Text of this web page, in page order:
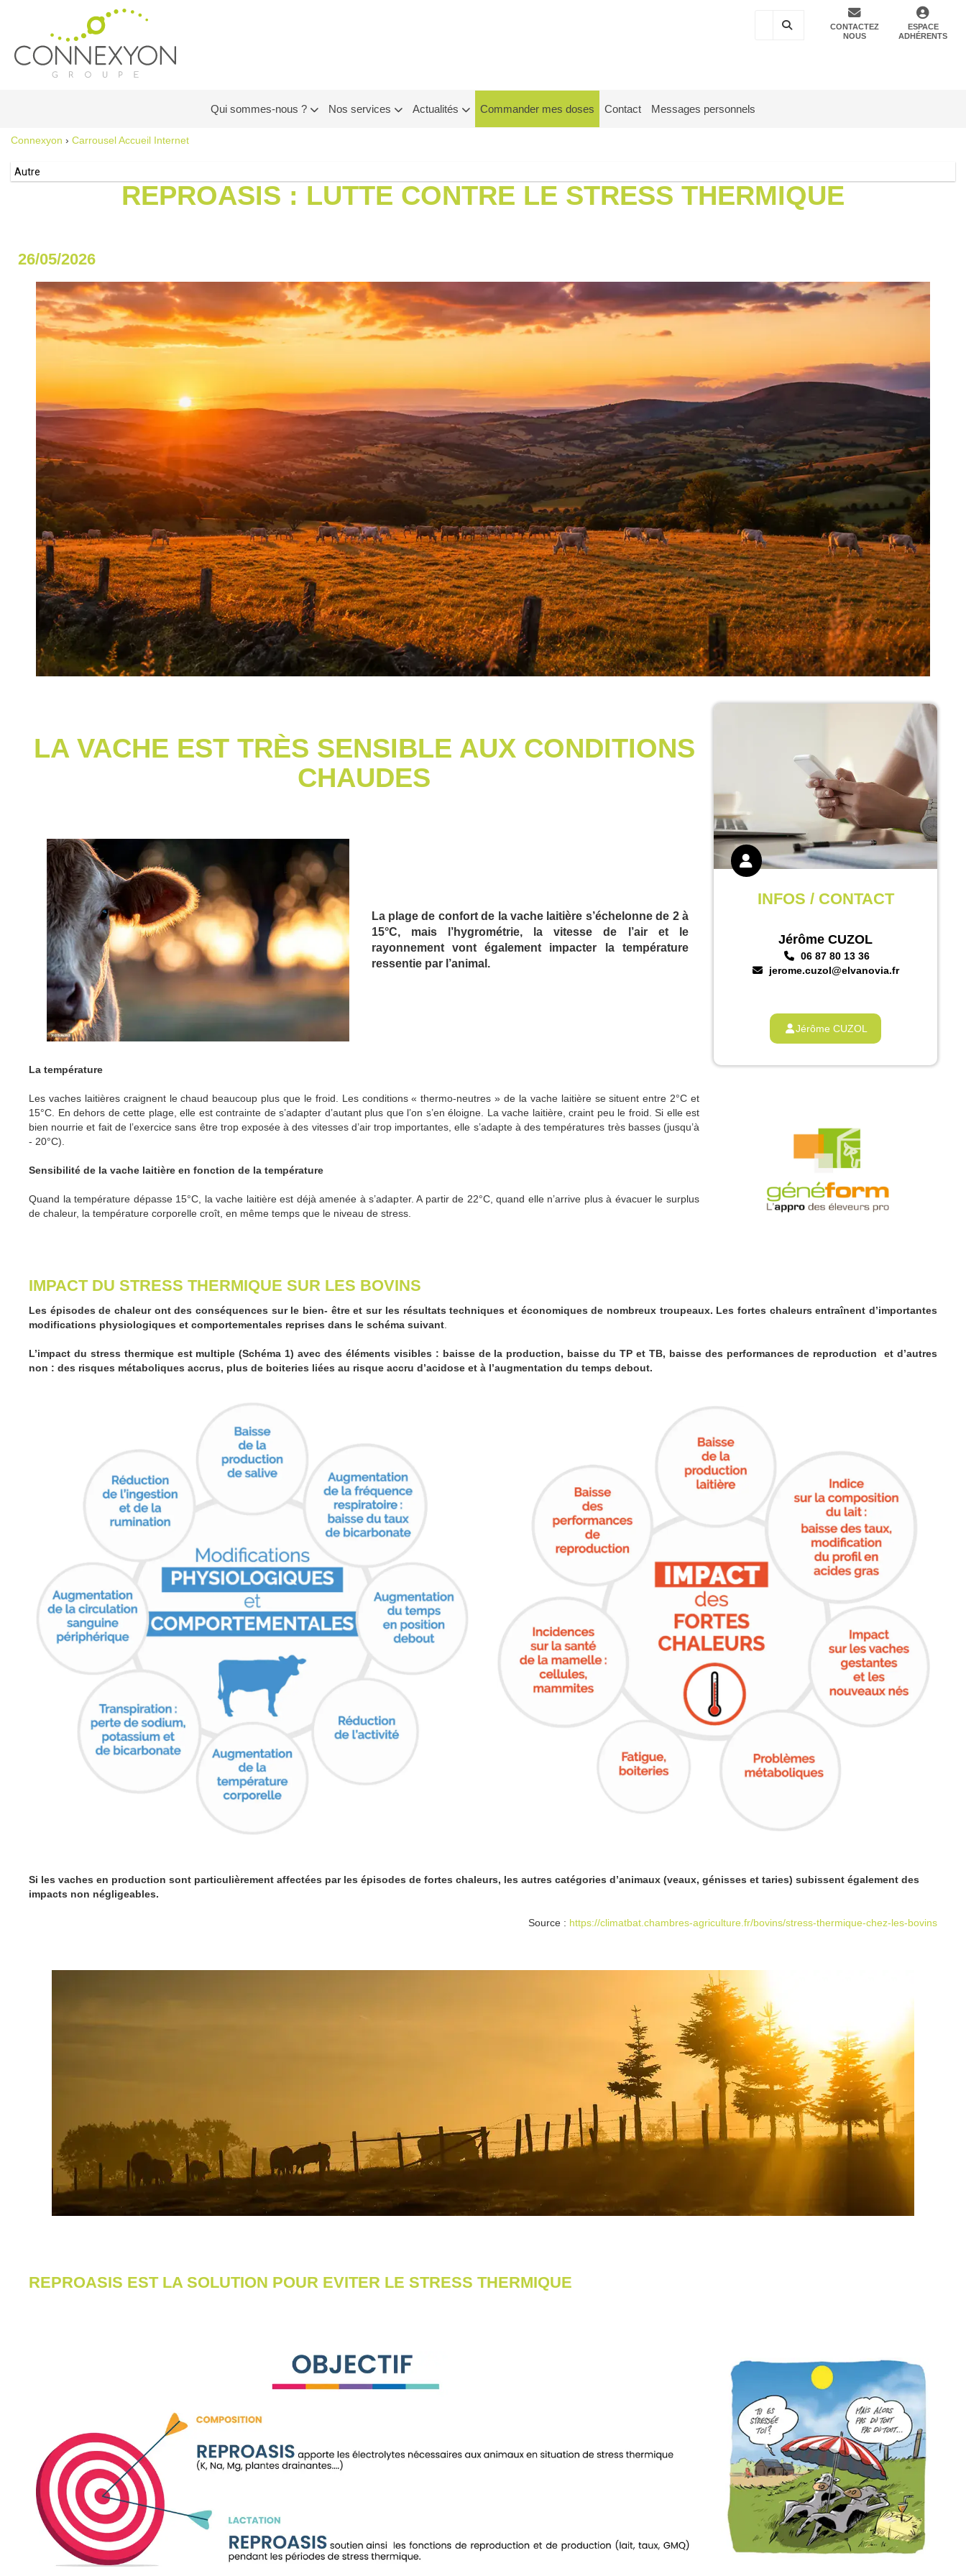
CONTACTEZ
NOUS
ESPACE
ADHÉRENTS
Qui sommes-nous ? Nos services Actualités Commander mes doses Contact Messages personnels
Connexyon › Carrousel Accueil Internet
Autre
REPROASIS : LUTTE CONTRE LE STRESS THERMIQUE
26/05/2026
LA VACHE EST TRÈS SENSIBLE AUX CONDITIONS
CHAUDES
La plage de confort de la vache laitière s’échelonne de 2 à
15°C, mais l’hygrométrie, la vitesse de l’air et le
rayonnement vont également impacter la température
ressentie par l’animal.
La température
Les vaches laitières craignent le chaud beaucoup plus que le froid. Les conditions « thermo-neutres » de la vache laitière se situent entre 2°C et
15°C. En dehors de cette plage, elle est contrainte de s’adapter d’autant plus que l’on s’en éloigne. La vache laitière, craint peu le froid. Si elle est
bien nourrie et fait de l’exercice sans être trop exposée à des vitesses d’air trop importantes, elle s’adapte à des températures très basses (jusqu’à
- 20°C).
Sensibilité de la vache laitière en fonction de la température
Quand la température dépasse 15°C, la vache laitière est déjà amenée à s’adapter. A partir de 22°C, quand elle n’arrive plus à évacuer le surplus
de chaleur, la température corporelle croît, en même temps que le niveau de stress.
INFOS / CONTACT
Jérôme CUZOL
06 87 80 13 36
jerome.cuzol@elvanovia.fr
Jérôme CUZOL
IMPACT DU STRESS THERMIQUE SUR LES BOVINS
Les épisodes de chaleur ont des conséquences sur le bien- être et sur les résultats techniques et économiques de nombreux troupeaux. Les fortes chaleurs entraînent d’importantes
modifications physiologiques et comportementales reprises dans le schéma suivant
L’impact du stress thermique est multiple (Schéma 1) avec des éléments visibles : baisse de la production, baisse du TP et TB, baisse des performances de reproduction et d’autres
non : des risques métaboliques accrus, plus de boiteries liées au risque accru d’acidose et à l’augmentation du temps debout.
Si les vaches en production sont particulièrement affectées par les épisodes de fortes chaleurs, les autres catégories d’animaux (veaux, génisses et taries) subissent également des
impacts non négligeables.
Source : https://climatbat.chambres-agriculture.fr/bovins/stress-thermique-chez-les-bovins
REPROASIS EST LA SOLUTION POUR EVITER LE STRESS THERMIQUE